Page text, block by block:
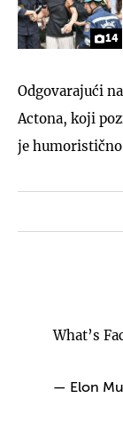
14
Odgovarajući
Actona, koji
je humoristično
What’s
— Elon